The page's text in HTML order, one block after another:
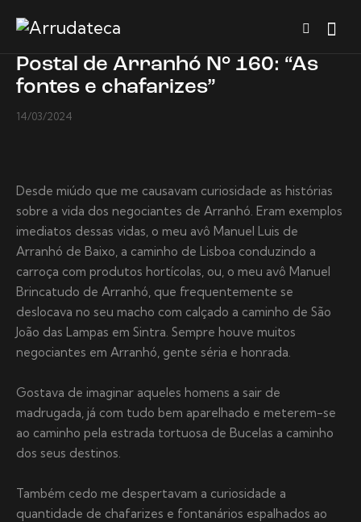
Postal de Arranhó N° 160: “As
fontes e chafarizes”
14/03/2024
Desde miúdo que me causavam curiosidade as histórias
sobre a vida dos negociantes de Arranhó. Eram exemplos
imediatos dessas vidas, o meu avô Manuel Luis de
Arranhó de Baixo, a caminho de Lisboa conduzindo a
carroça com produtos hortícolas, ou, o meu avô Manuel
Brincatudo de Arranhó, que frequentemente se
deslocava no seu macho com calçado a caminho de São
João das Lampas em Sintra. Sempre houve muitos
negociantes em Arranhó, gente séria e honrada.
Gostava de imaginar aqueles homens a sair de
madrugada, já com tudo bem aparelhado e meterem-se
ao caminho pela estrada tortuosa de Bucelas a caminho
dos seus destinos.
Também cedo me despertavam a curiosidade a
quantidade de chafarizes e fontanários espalhados ao